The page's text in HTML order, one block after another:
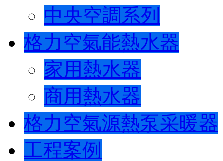
中央空調系列
格力空氣能熱水器
家用熱水器
商用熱水器
格力空氣源熱泵采暖器
工程案例